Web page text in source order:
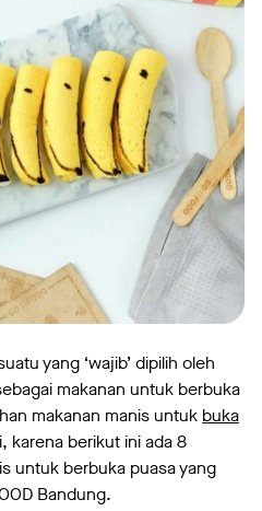
yang ‘wajib’ dipilih oleh
makanan untuk berbuka
makanan manis untuk buka
karena berikut ini ada 8
untuk berbuka puasa yang
Bandung.